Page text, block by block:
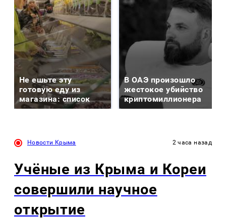
Не ешьте эту
готовую еду из
магазина: список
В ОАЭ произошло
жестокое убийство
криптомиллионера
Новости Крыма 2 часа назад
Учёные из Крыма и Кореи
совершили научное
открытие